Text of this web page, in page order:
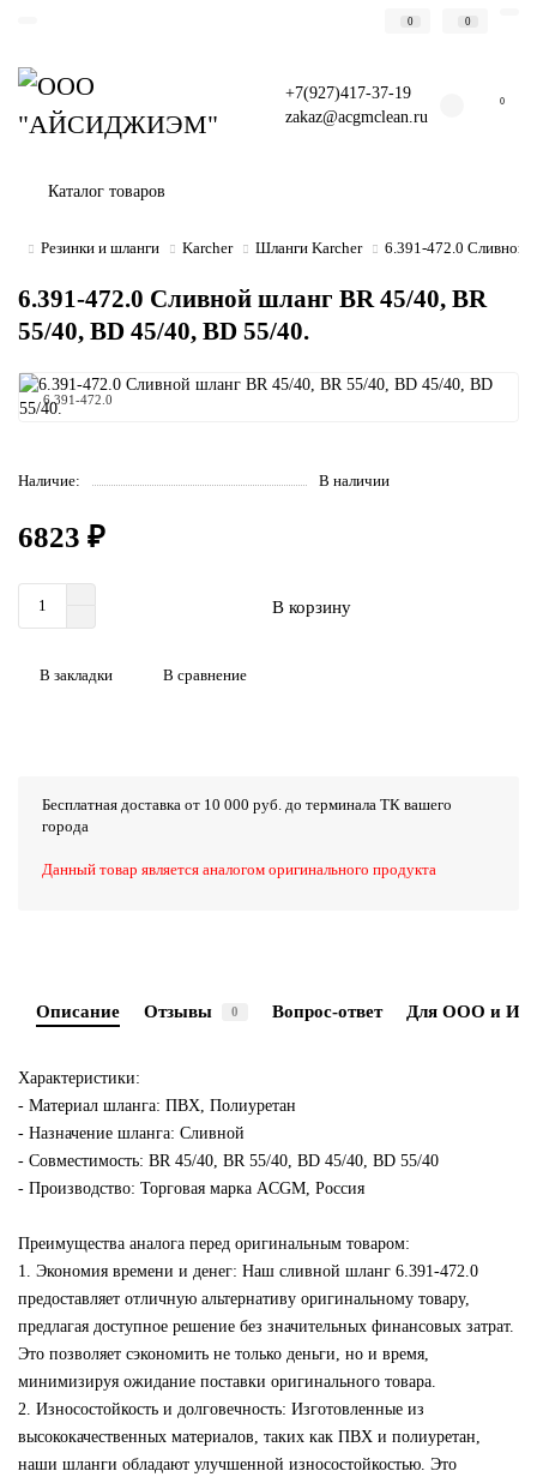
0 0
+7(927)417-37-19
zakaz@acgmclean.ru
0
Каталог товаров
Резинки и шланги Karcher Шланги Karcher 6.391-472.0 Сливной
6.391-472.0 Сливной шланг BR 45/40, BR
55/40, BD 45/40, BD 55/40.
6.391-472.0
Наличие: В наличии
6823 ₽
В корзину
В закладки В сравнение
Бесплатная доставка от 10 000 руб. до терминала ТК вашего
города
Данный товар является аналогом оригинального продукта
Описание Отзывы 0 Вопрос-ответ Для ООО и ИП
Характеристики:
- Материал шланга: ПВХ, Полиуретан
- Назначение шланга: Сливной
- Совместимость: BR 45/40, BR 55/40, BD 45/40, BD 55/40
- Производство: Торговая марка ACGM, Россия
Преимущества аналога перед оригинальным товаром:
1. Экономия времени и денег: Наш сливной шланг 6.391-472.0
предоставляет отличную альтернативу оригинальному товару,
предлагая доступное решение без значительных финансовых затрат.
Это позволяет сэкономить не только деньги, но и время,
минимизируя ожидание поставки оригинального товара.
2. Износостойкость и долговечность: Изготовленные из
высококачественных материалов, таких как ПВХ и полиуретан,
наши шланги обладают улучшенной износостойкостью. Это